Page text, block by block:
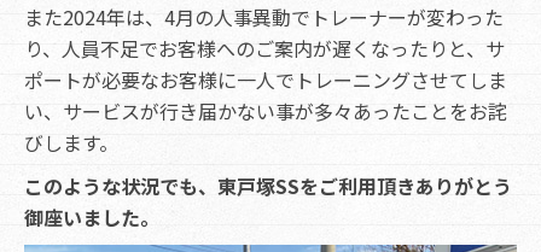
また2024年は、4月の人事異動でトレーナーが変わった
り、人員不足でお客様へのご案内が遅くなったりと、サ
ポートが必要なお客様に一人でトレーニングさせてしま
い、サービスが行き届かない事が多々あったことをお詫
びします。
このような状況でも、東戸塚SSをご利用頂きありがとう
御座いました。